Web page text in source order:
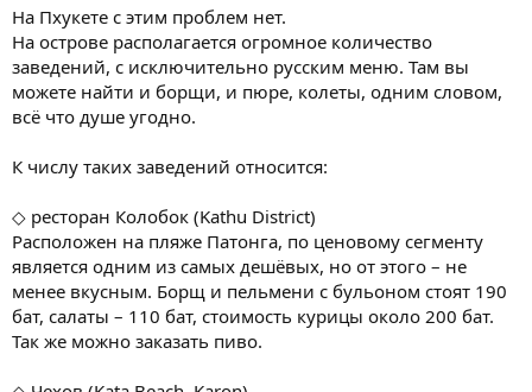
На Пхукете с этим проблем нет.
На острове располагается огромное количество
заведений, с исключительно русским меню. Там вы
можете найти и борщи, и пюре, колеты, одним словом,
всё что душе угодно.
К числу таких заведений относится:
◇ ресторан Колобок (Kathu District)
Расположен на пляже Патонга, по ценовому сегменту
является одним из самых дешёвых, но от этого – не
менее вкусным. Борщ и пельмени с бульоном стоят 190
бат, салаты – 110 бат, стоимость курицы около 200 бат.
Так же можно заказать пиво.